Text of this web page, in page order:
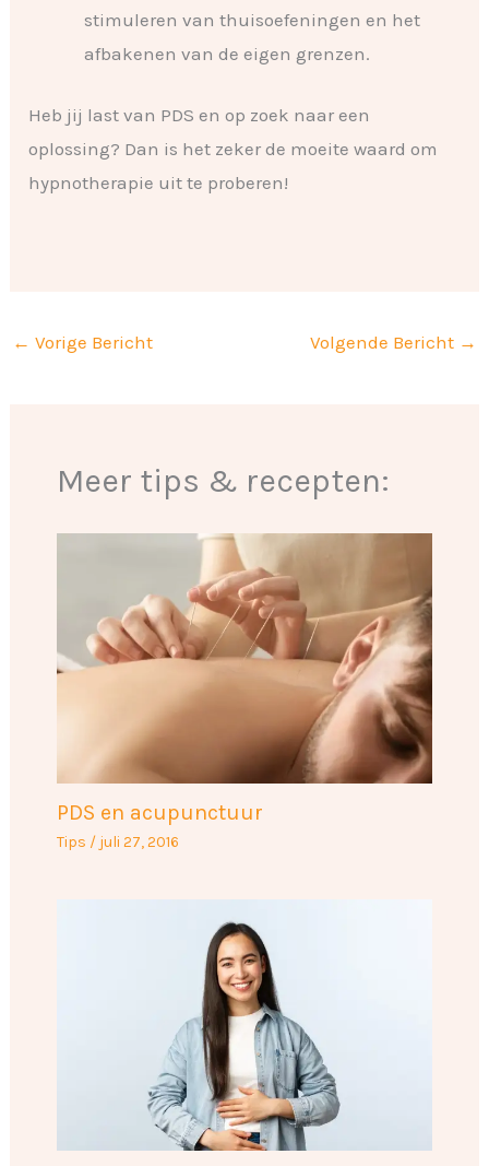
stimuleren van thuisoefeningen en het
afbakenen van de eigen grenzen.
Heb jij last van PDS en op zoek naar een
oplossing? Dan is het zeker de moeite waard om
hypnotherapie uit te proberen!
← Vorige Bericht Volgende Bericht →
Meer tips & recepten:
PDS en acupunctuur
Tips / juli 27, 2016